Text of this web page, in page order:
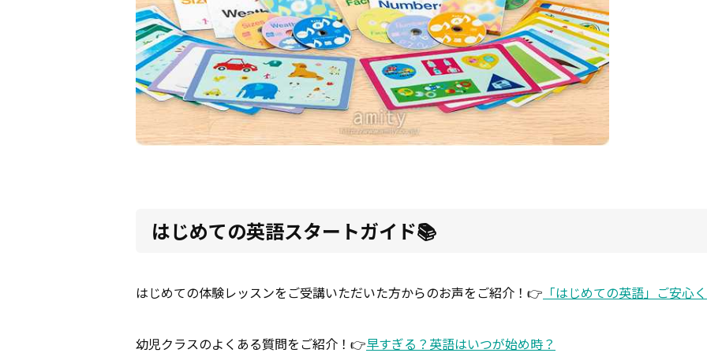
はじめての英語スタートガイド📚
はじめての体験レッスンをご受講いただいた方からのお声をご紹介！👉 「はじめての英語」ご安心
幼児クラスのよくある質問をご紹介！👉早すぎる？英語はいつが始め時？